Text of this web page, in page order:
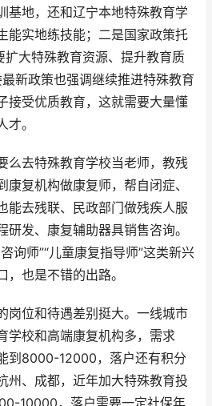
基地，还和辽宁本地特殊教育学
能实地练技能；二是国家政策托
扩大特殊教育资源、提升教育质
新政策也强调继续推进特殊教育
接受优质教育，这就需要大量懂
。
么去特殊教育学校当老师，教残
复机构做康复师，帮自闭症、
能去残联、民政部门做残疾人服
研发、康复辅助器具销售咨询。
询师”“儿童康复指导师”这类新兴
也是不错的出路。
岗位和待遇差别挺大。一线城市
学校和高端康复机构多，需求
到8000-12000，落户还有积分
州、成都，近年加大特殊教育投